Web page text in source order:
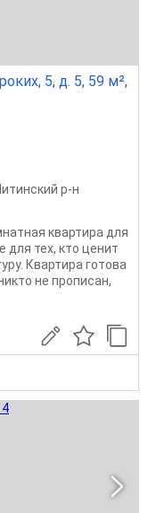
5, д. 5, 59 м²,
р-н
квартира для
тех, кто ценит
Квартира готова
не прописан,